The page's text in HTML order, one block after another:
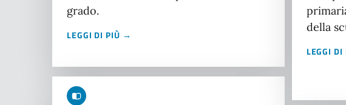
grado.
LEGGI DI PIÙ →
della
LEGGI